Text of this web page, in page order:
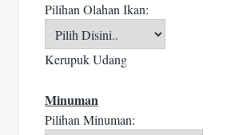
Pilihan Olahan Ikan:
Kerupuk Udang
Minuman
Pilihan Minuman: